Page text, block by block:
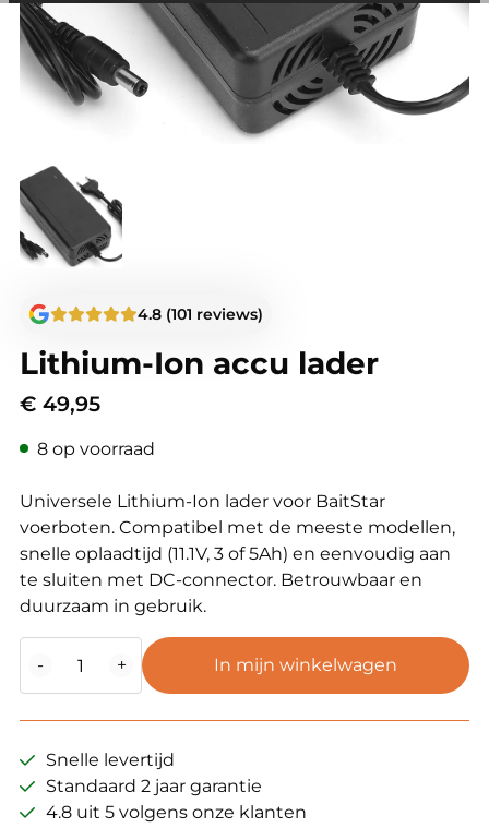
Lithium-Ion accu lader
€ 49,95
8 op voorraad
Universele Lithium-Ion lader voor BaitStar
voerboten. Compatibel met de meeste modellen,
snelle oplaadtijd (11.1V, 3 of 5Ah) en eenvoudig aan
te sluiten met DC-connector. Betrouwbaar en
duurzaam in gebruik.
-
Ion
accu
lader
aantal
+ In mijn winkelwagen
4.8 (101 reviews)
Snelle levertijd
Standaard 2 jaar garantie
4.8 uit 5 volgens onze klanten
voortdurend verschijnt.